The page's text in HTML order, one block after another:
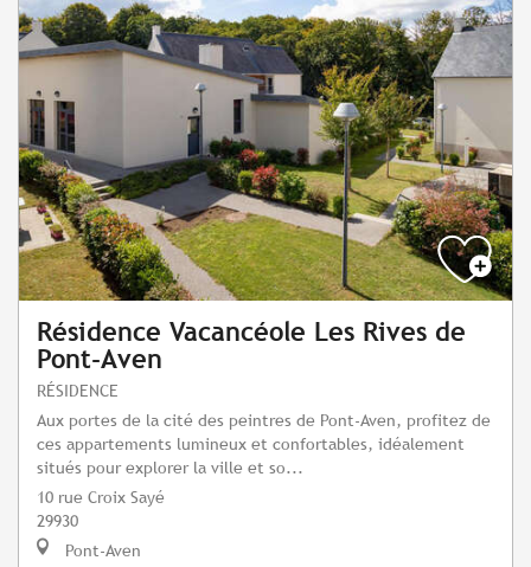
Résidence Vacancéole Les Rives de
Pont-Aven
RÉSIDENCE
Aux portes de la cité des peintres de Pont-Aven, profitez de
ces appartements lumineux et confortables, idéalement
situés pour explorer la ville et so...
10 rue Croix Sayé
29930
Pont-Aven